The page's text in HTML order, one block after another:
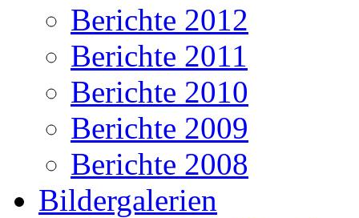
Berichte 2012
Berichte 2011
Berichte 2010
Berichte 2009
Berichte 2008
Bildergalerien